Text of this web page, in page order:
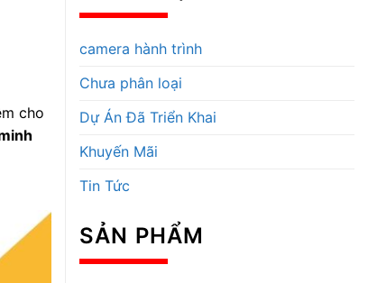
cho
camera hành trình
Chưa phân loại
Dự Án Đã Triển Khai
Khuyến Mãi
Tin Tức
SẢN PHẨM